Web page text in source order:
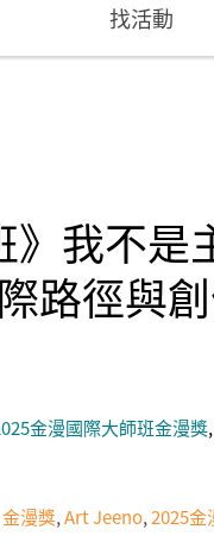
找活動
我不是
路徑與
金漫國際大師班金漫獎
金漫獎,Art Jeeno,2025金